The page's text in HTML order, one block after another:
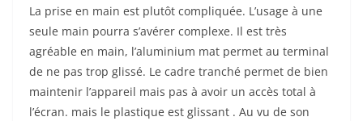
La prise en main est plutôt compliquée. L’usage à une
seule main pourra s’avérer complexe. Il est très
agréable en main, l’aluminium mat permet au terminal
de ne pas trop glissé. Le cadre tranché permet de bien
maintenir l’appareil mais pas à avoir un accès total à
l’écran. mais le plastique est glissant . Au vu de son